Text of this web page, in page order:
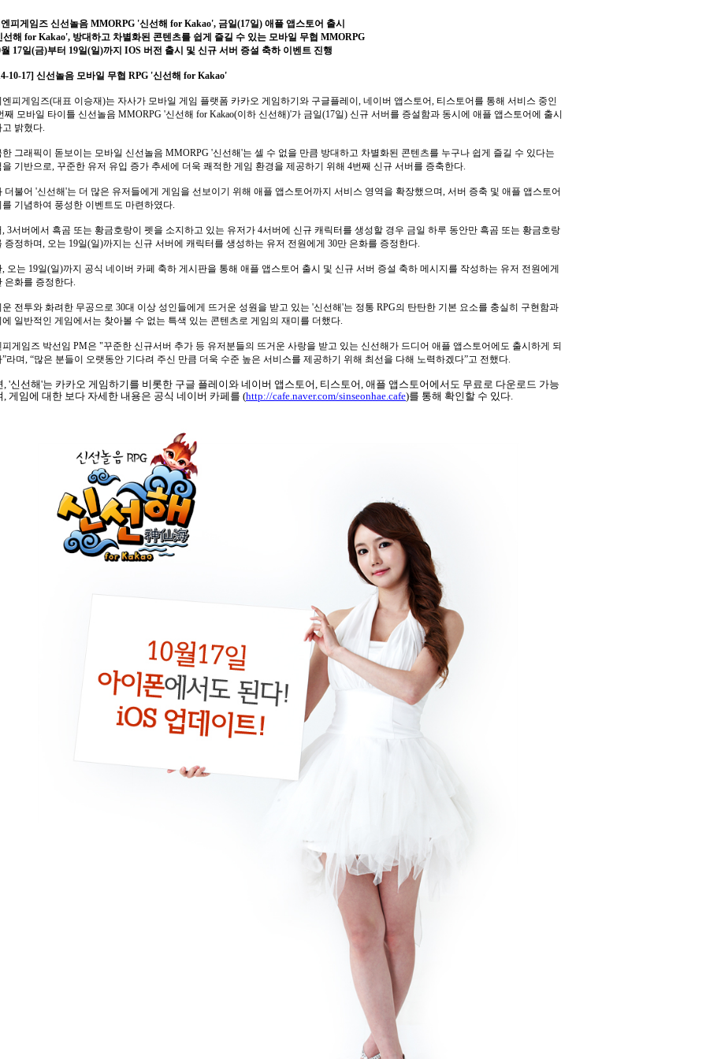
피게임즈 신선놀음 MMORPG '신선해 for Kakao', 금일(17일) 애플 앱스토어 출시
선해 for Kakao', 방대하고 차별화된 콘텐츠를 쉽게 즐길 수 있는 모바일 무협 MMORPG
월 17일(금)부터 19일(일)까지 IOS 버전 출시 및 신규 서버 증설 축하 이벤트 진행
10-17] 신선놀음 모바일 무협 RPG '신선해 for Kakao'
엔피게임즈(대표 이승재)는 자사가 모바일 게임 플랫폼 카카오 게임하기와 구글플레이 , 네이버 앱스토어, 티스토어를 통해 서비스 중인
째 모바일 타이틀 신선놀음 MMORPG '신선해 for Kakao(이하 신선해)'가 금일(17일) 신규 서버를 증설함과 동시에 애플 앱스토어에 출시
고 밝혔다.
한 그래픽이 돋보이는 모바일 신선놀음 MMORPG '신선해'는 셀 수 없을 만큼 방대하고 차별화된 콘텐츠를 누구나 쉽게 즐길 수 있다는
을 기반으로, 꾸준한 유저 유입 증가 추세에 더욱 쾌적한 게임 환경을 제공하기 위해 4번째 신규 서버를 증축한다.
더불어 '신선해'는 더 많은 유저들에게 게임을 선보이기 위해 애플 앱스토어까지 서비스 영역을 확장했으며, 서버 증축 및 애플 앱스토어
를 기념하여 풍성한 이벤트도 마련하였다.
, 3서버에서 흑곰 또는 황금호랑이 펫을 소지하고 있는 유저가 4서버에 신규 캐릭터를 생성할 경우 금일 하루 동안만 흑곰 또는 황금호랑
증정하며, 오는 19일(일)까지는 신규 서버에 캐릭터를 생성하는 유저 전원에게 30만 은화를 증정한다.
, 오는 19일(일)까지 공식 네이버 카페 축하 게시판을 통해 애플 앱스토어 출시 및 신규 서버 증설 축하 메시지를 작성하는 유저 전원에게
은화를 증정한다.
운 전투와 화려한 무공으로 30대 이상 성인들에게 뜨거운 성원을 받고 있는 '신선해'는 정통 RPG의 탄탄한 기본 요소를 충실히 구현함과
에 일반적인 게임에서는 찾아볼 수 없는 특색 있는 콘텐츠로 게임의 재미를 더했다.
피게임즈 박선임 PM은 "꾸준한 신규서버 추가 등 유저분들의 뜨거운 사랑을 받고 있는 신선해가 드디어 애플 앱스토어에도 출시하게 되
”라며, “많은 분들이 오랫동안 기다려 주신 만큼 더욱 수준 높은 서비스를 제공하기 위해 최선을 다해 노력하겠다”고 전했다.
, '신선해'는 카카오 게임하기를 비롯한 구글 플레이와 네이버 앱스토어, 티스토어, 애플 앱스토어에서도 무료로 다운로드 가능
, 게임에 대한 보다 자세한 내용은 공식 네이버 카페를 (http://cafe.naver.com/sinseonhae.cafe)를 통해 확인할 수 있다.